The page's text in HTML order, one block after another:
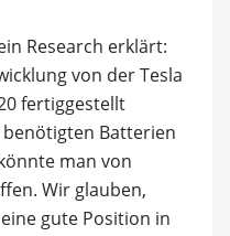
Research erklärt:
von der Tesla
fertiggestellt
Batterien
man von
Wir glauben,
gute Position in